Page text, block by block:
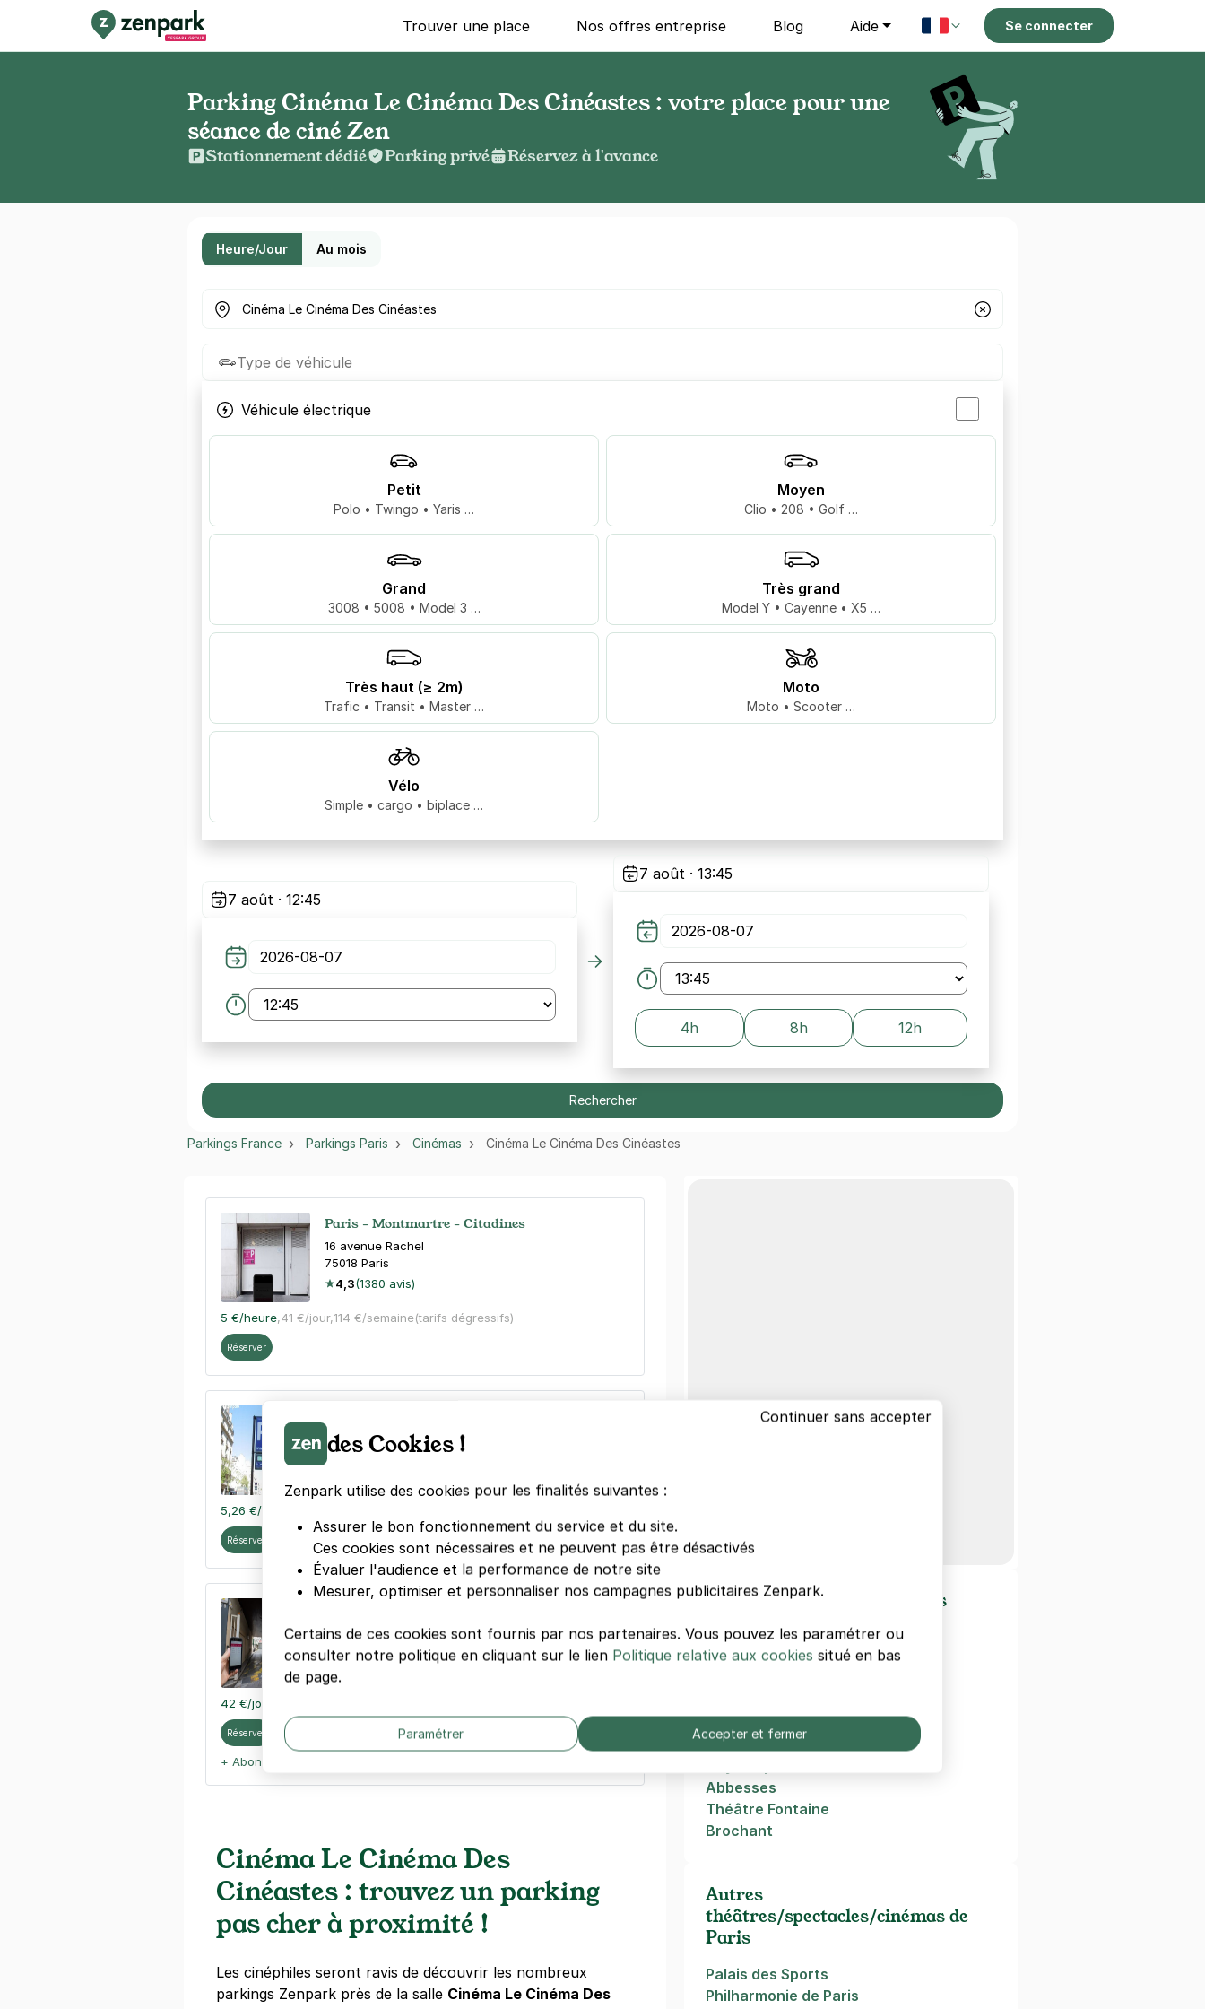
Trouver une place Nos offres entreprise Blog Aide Se connecter
Parking Cinéma Le Cinéma Des Cinéastes : votre place pour une
séance de ciné Zen
Stationnement dédié Parking privé Réservez à l'avance
Heure/Jour Au mois
Où cherchez-vous un parking ?
Type de véhicule
Véhicule électrique
Petit
Polo • Twingo • Yaris …
Moyen
Clio • 208 • Golf …
Grand
3008 • 5008 • Model 3 …
Très grand
Model Y • Cayenne • X5 …
Très haut (≥ 2m)
Trafic • Transit • Master …
Moto
Moto • Scooter …
Vélo
Simple • cargo • biplace …
7 août · 12:45
7 août · 13:45
4h 8h 12h
Rechercher
Parkings France Parkings Paris Cinémas Cinéma Le Cinéma Des Cinéastes
Paris - Montmartre - Citadines
16 avenue Rachel
75018 Paris
4,3(1380 avis)
5 €/heure,41 €/jour,114 €/semaine(tarifs dégressifs)
Réserver
20 rue des Batignolles
75017Paris
5,26 €/heure
Réserver
20 avenue de St Ouen
75018
Paris
42 €/jour
Réserver
+ Abonnements disponibles
Cinéma Le Cinéma Des
Cinéastes : trouvez un parking
pas cher à proximité !
Les cinéphiles seront ravis de découvrir les nombreux
parkings Zenpark près de la salle Cinéma Le Cinéma Des
Autre lieux d'intérêts à Paris
Saint-Georges
Gare Saint-Lazare
Liège
Blanche
Abbesses
Théâtre Fontaine
Brochant
Autres
théâtres/spectacles/cinémas de
Paris
Palais des Sports
Philharmonie de Paris
Continuer sans accepter
des Cookies !
Zenpark utilise des cookies pour les finalités suivantes :
Assurer le bon fonctionnement du service et du site.
Ces cookies sont nécessaires et ne peuvent pas être désactivés
Évaluer l'audience et la performance de notre site
Mesurer, optimiser et personnaliser nos campagnes publicitaires Zenpark.
Certains de ces cookies sont fournis par nos partenaires. Vous pouvez les paramétrer ou
consulter notre politique en cliquant sur le lien Politique relative aux cookies situé en bas
de page.
Paramétrer Accepter et fermer